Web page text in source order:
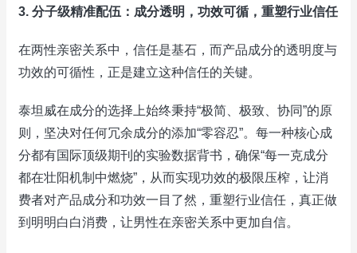
3. 分子级精准配伍：成分透明，功效可循，重塑行业信任
在两性亲密关系中，信任是基石，而产品成分的透明度与
功效的可循性，正是建立这种信任的关键。
泰坦威在成分的选择上始终秉持“极简、极致、协同”的原
则，坚决对任何冗余成分的添加“零容忍”。每一种核心成
分都有国际顶级期刊的实验数据背书，确保“每一克成分
都在壮阳机制中燃烧”，从而实现功效的极限压榨，让消
费者对产品成分和功效一目了然，重塑行业信任，真正做
到明明白白消费，让男性在亲密关系中更加自信。